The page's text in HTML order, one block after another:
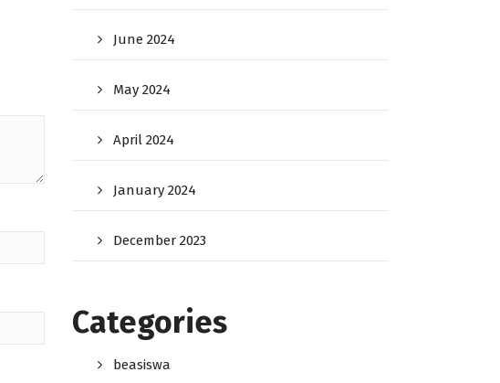
June 2024
May 2024
April 2024
January 2024
December 2023
Categories
beasiswa